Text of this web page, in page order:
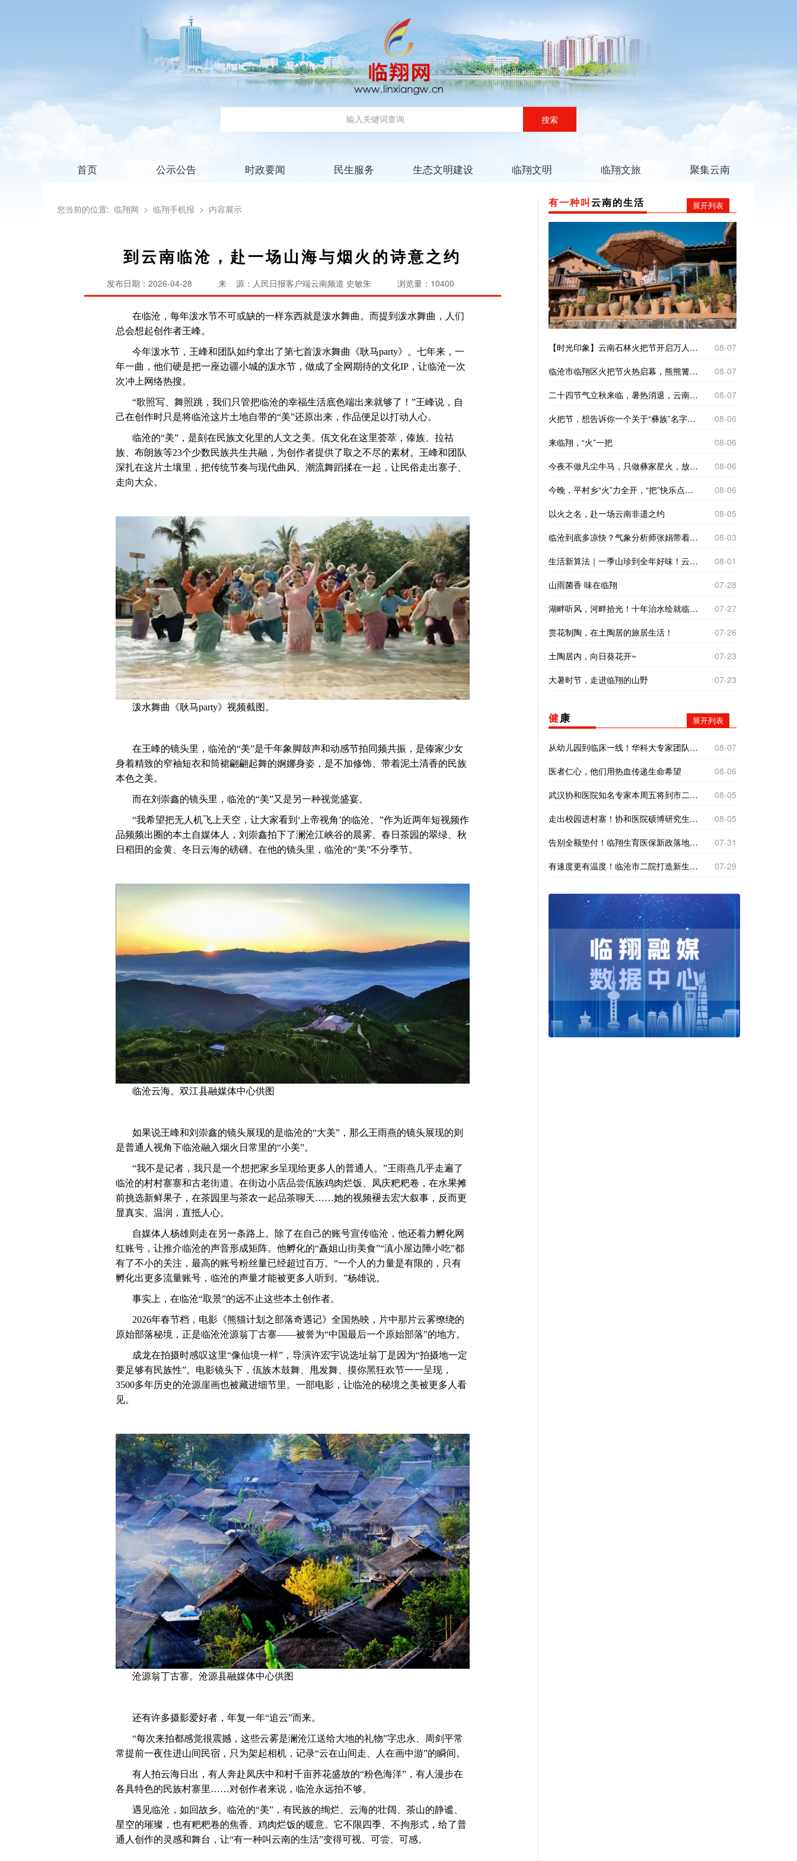
搜索
首页 公示公告 时政要闻 民生服务 生态文明建设 临翔文明 临翔文旅 聚集云南
您当前的位置: 临翔网 > 临翔手机报 > 内容展示
到云南临沧，赴一场山海与烟火的诗意之约
发布日期：2026-04-28 来 源：人民日报客户端云南频道 史敏朱 浏览量：10400
在临沧，每年泼水节不可或缺的一样东西就是泼水舞曲。而提到泼水舞曲，人们
总会想起创作者王峰。
今年泼水节，王峰和团队如约拿出了第七首泼水舞曲《耿马party》。七年来，一
年一曲，他们硬是把一座边疆小城的泼水节，做成了全网期待的文化IP，让临沧一次
次冲上网络热搜。
“歌照写、舞照跳，我们只管把临沧的幸福生活底色端出来就够了！”王峰说，自
己在创作时只是将临沧这片土地自带的“美”还原出来，作品便足以打动人心。
临沧的“美”，是刻在民族文化里的人文之美。佤文化在这里荟萃，傣族、拉祜
族、布朗族等23个少数民族共生共融，为创作者提供了取之不尽的素材。王峰和团队
深扎在这片土壤里，把传统节奏与现代曲风、潮流舞蹈揉在一起，让民俗走出寨子、
走向大众。
泼水舞曲《耿马party》视频截图。
在王峰的镜头里，临沧的“美”是千年象脚鼓声和动感节拍同频共振，是傣家少女
身着精致的窄袖短衣和筒裙翩翩起舞的婀娜身姿，是不加修饰、带着泥土清香的民族
本色之美。
而在刘崇鑫的镜头里，临沧的“美”又是另一种视觉盛宴。
“我希望把无人机飞上天空，让大家看到‘上帝视角’的临沧。”作为近两年短视频作
品频频出圈的本土自媒体人，刘崇鑫拍下了澜沧江峡谷的晨雾、春日茶园的翠绿、秋
日稻田的金黄、冬日云海的磅礴。在他的镜头里，临沧的“美”不分季节。
临沧云海。双江县融媒体中心供图
如果说王峰和刘崇鑫的镜头展现的是临沧的“大美”，那么王雨燕的镜头展现的则
是普通人视角下临沧融入烟火日常里的“小美”。
“我不是记者，我只是一个想把家乡呈现给更多人的普通人。”王雨燕几乎走遍了
临沧的村村寨寨和古老街道。在街边小店品尝佤族鸡肉烂饭、凤庆粑粑卷，在水果摊
前挑选新鲜果子，在茶园里与茶农一起品茶聊天……她的视频褪去宏大叙事，反而更
显真实、温润，直抵人心。
自媒体人杨雄则走在另一条路上。除了在自己的账号宣传临沧，他还着力孵化网
红账号，让推介临沧的声音形成矩阵。他孵化的“矗姐山街美食”“滇小屋边陲小吃”都
有了不小的关注，最高的账号粉丝量已经超过百万。“一个人的力量是有限的，只有
孵化出更多流量账号，临沧的声量才能被更多人听到。”杨雄说。
事实上，在临沧“取景”的远不止这些本土创作者。
2026年春节档，电影《熊猫计划之部落奇遇记》全国热映，片中那片云雾缭绕的
原始部落秘境，正是临沧沧源翁丁古寨——被誉为“中国最后一个原始部落”的地方。
成龙在拍摄时感叹这里“像仙境一样”，导演许宏宇说选址翁丁是因为“拍摄地一定
要足够有民族性”。电影镜头下，佤族木鼓舞、甩发舞、摸你黑狂欢节一一呈现，
3500多年历史的沧源崖画也被藏进细节里。一部电影，让临沧的秘境之美被更多人看
见。
沧源翁丁古寨。沧源县融媒体中心供图
还有许多摄影爱好者，年复一年“追云”而来。
“每次来拍都感觉很震撼，这些云雾是澜沧江送给大地的礼物”字忠永、周剑平常
常提前一夜住进山间民宿，只为架起相机，记录“云在山间走、人在画中游”的瞬间。
有人拍云海日出，有人奔赴凤庆中和村千亩荞花盛放的“粉色海洋”，有人漫步在
各具特色的民族村寨里……对创作者来说，临沧永远拍不够。
遇见临沧，如回故乡。临沧的“美”，有民族的绚烂、云海的壮阔、茶山的静谧、
星空的璀璨，也有粑粑卷的焦香、鸡肉烂饭的暖意。它不限四季、不拘形式，给了普
通人创作的灵感和舞台，让“有一种叫云南的生活”变得可视、可尝、可感。
有一种叫云南的生活 展开列表
【时光印象】云南石林火把节开启万人狂欢模式
08-07
临沧市临翔区火把节火热启幕，熊熊篝火点亮夜色，各族群众牵手踏歌，现场人声鼎沸，氛围感拉满。
08-07
二十四节气立秋来临，暑热消退，云南省临沧市临翔区平村乡迎来一年一度彝族火把节。火种在村民手中依次传递，点点星火连成蜿蜒火龙，点亮整个村寨。
08-07
火把节，想告诉你一个关于“彝族”名字的故事
08-06
来临翔，“火”一把
08-06
今夜不做凡尘牛马，只做彝家星火，放下日常忙碌，围着篝火尽情起舞，以漫天火光，热烈欢度民族佳节。
08-06
今晚，平村乡“火”力全开，“把”快乐点燃！
08-06
以火之名，赴一场云南非遗之约
08-05
临沧到底多凉快？气象分析师张娟带着仪器来实测
08-03
生活新算法｜一季山珍到全年好味！云南临沧“树koko”里的致富经
08-01
山雨菌香 味在临翔
07-28
湖畔听风，河畔拾光！十年治水绘就临翔“家门口的诗与远方”
07-27
赏花制陶，在土陶居的旅居生活！
07-26
土陶居内，向日葵花开~
07-23
大暑时节，走进临翔的山野
07-23
健康 展开列表
从幼儿园到临床一线！华科大专家团队全方位帮扶临翔妇幼
08-07
医者仁心，他们用热血传递生命希望
08-06
武汉协和医院知名专家本周五将到市二院义诊！
08-05
走出校园进村寨！协和医院硕博研究生到南美乡探寻基层医疗“真问题”
08-05
告别全额垫付！临翔生育医保新政落地，产检分娩直接现场报销
07-31
有速度更有温度！临沧市二院打造新生一站式体检专区
07-29